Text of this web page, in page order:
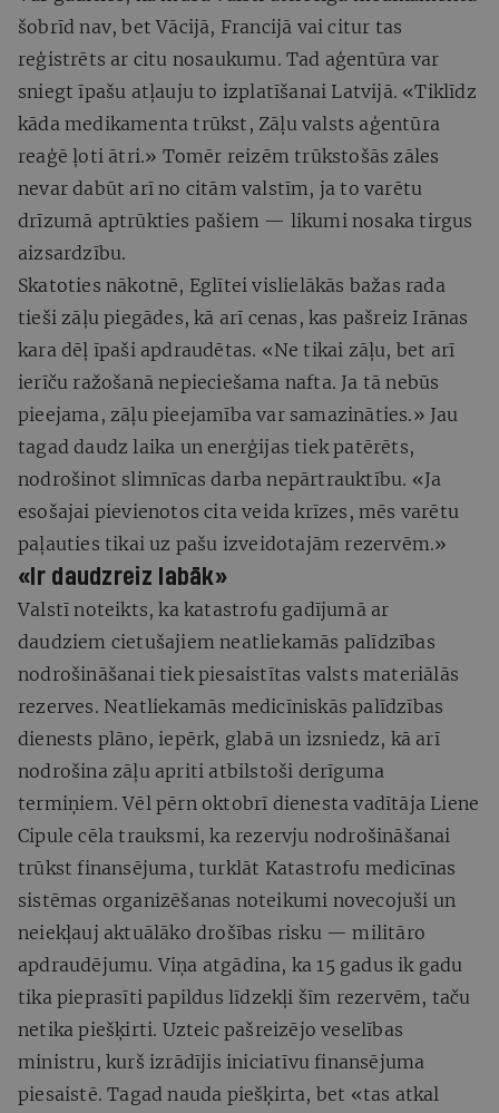
šobrīd nav, bet Vācijā, Francijā vai citur tas
reģistrēts ar citu nosaukumu. Tad aģentūra var
sniegt īpašu atļauju to izplatīšanai Latvijā. «Tiklīdz
kāda medikamenta trūkst, Zāļu valsts aģentūra
reaģē ļoti ātri.» Tomēr reizēm trūkstošās zāles
nevar dabūt arī no citām valstīm, ja to varētu
drīzumā aptrūkties pašiem — likumi nosaka tirgus
aizsardzību.
Skatoties nākotnē, Eglītei vislielākās bažas rada
tieši zāļu piegādes, kā arī cenas, kas pašreiz Irānas
kara dēļ īpaši apdraudētas. «Ne tikai zāļu, bet arī
ierīču ražošanā nepieciešama nafta. Ja tā nebūs
pieejama, zāļu pieejamība var samazināties.» Jau
tagad daudz laika un enerģijas tiek patērēts,
nodrošinot slimnīcas darba nepārtrauktību. «Ja
esošajai pievienotos cita veida krīzes, mēs varētu
paļauties tikai uz pašu izveidotajām rezervēm.»
«Ir daudzreiz labāk»
Valstī noteikts, ka katastrofu gadījumā ar
daudziem cietušajiem neatliekamās palīdzības
nodrošināšanai tiek piesaistītas valsts materiālās
rezerves. Neatliekamās medicīniskās palīdzības
dienests plāno, iepērk, glabā un izsniedz, kā arī
nodrošina zāļu apriti atbilstoši derīguma
termiņiem. Vēl pērn oktobrī dienesta vadītāja Liene
Cipule cēla trauksmi, ka rezervju nodrošināšanai
trūkst finansējuma, turklāt Katastrofu medicīnas
sistēmas organizēšanas noteikumi novecojuši un
neiekļauj aktuālāko drošības risku — militāro
apdraudējumu. Viņa atgādina, ka 15 gadus ik gadu
tika pieprasīti papildus līdzekļi šīm rezervēm, taču
netika piešķirti. Uzteic pašreizējo veselības
ministru, kurš izrādījis iniciatīvu finansējuma
piesaistē. Tagad nauda piešķirta, bet «tas atkal